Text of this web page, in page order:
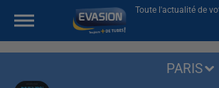
Toute l'actualité de
PARIS